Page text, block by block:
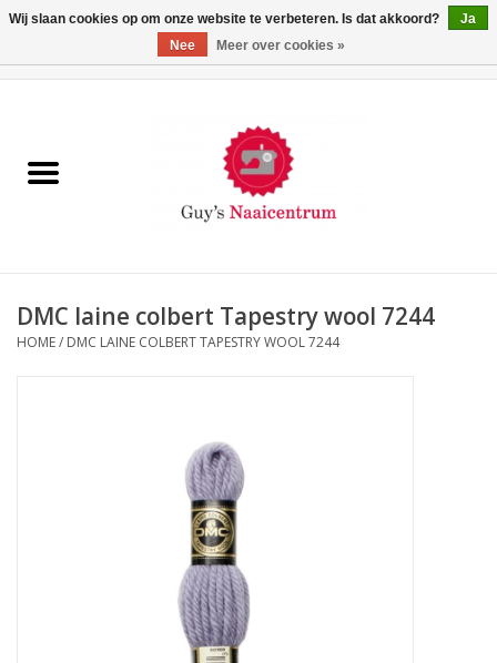
Machines
DMC laine colbert Tapestry wool 7244
HOME/ DMC LAINE COLBERT TAPESTRY WOOL 7244
Wij slaan cookies op om onze website te verbeteren. Is dat akkoord?
Ja
Nee
Meer over cookies »